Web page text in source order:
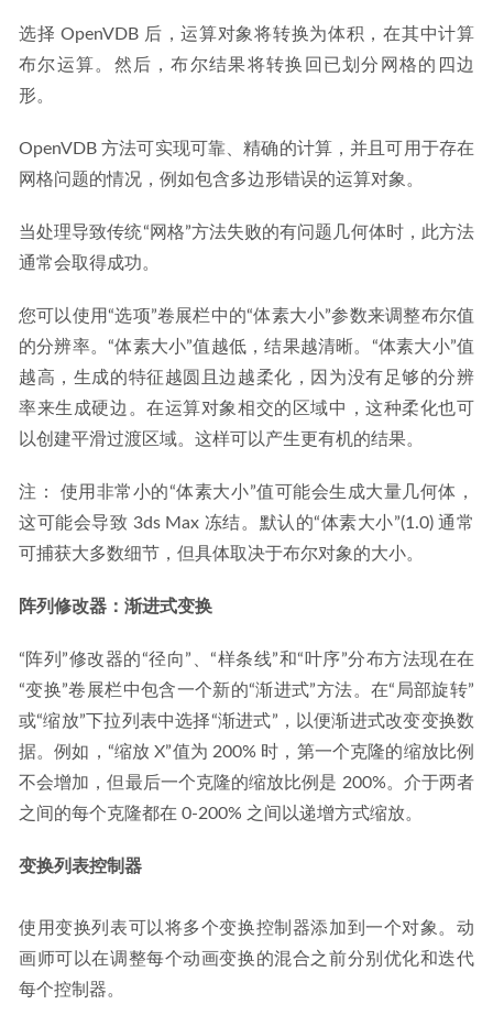
选择 OpenVDB 后，运算对象将转换为体积，在其中计算
布尔运算。然后，布尔结果将转换回已划分网格的四边
形。
OpenVDB 方法可实现可靠、精确的计算，并且可用于存在
网格问题的情况，例如包含多边形错误的运算对象。
当处理导致传统“网格”方法失败的有问题几何体时，此方法
通常会取得成功。
您可以使用“选项”卷展栏中的“体素大小”参数来调整布尔值
的分辨率。“体素大小”值越低，结果越清晰。“体素大小”值
越高，生成的特征越圆且边越柔化，因为没有足够的分辨
率来生成硬边。在运算对象相交的区域中，这种柔化也可
以创建平滑过渡区域。这样可以产生更有机的结果。
注： 使用非常小的“体素大小”值可能会生成大量几何体，
这可能会导致 3ds Max 冻结。默认的“体素大小”(1.0) 通常
可捕获大多数细节，但具体取决于布尔对象的大小。
阵列修改器：渐进式变换
“阵列”修改器的“径向”、“样条线”和“叶序”分布方法现在在
“变换”卷展栏中包含一个新的“渐进式”方法。在“局部旋转”
或“缩放”下拉列表中选择“渐进式”，以便渐进式改变变换数
据。例如，“缩放 X”值为 200% 时，第一个克隆的缩放比例
不会增加，但最后一个克隆的缩放比例是 200%。介于两者
之间的每个克隆都在 0-200% 之间以递增方式缩放。
变换列表控制器
使用变换列表可以将多个变换控制器添加到一个对象。动
画师可以在调整每个动画变换的混合之前分别优化和迭代
每个控制器。